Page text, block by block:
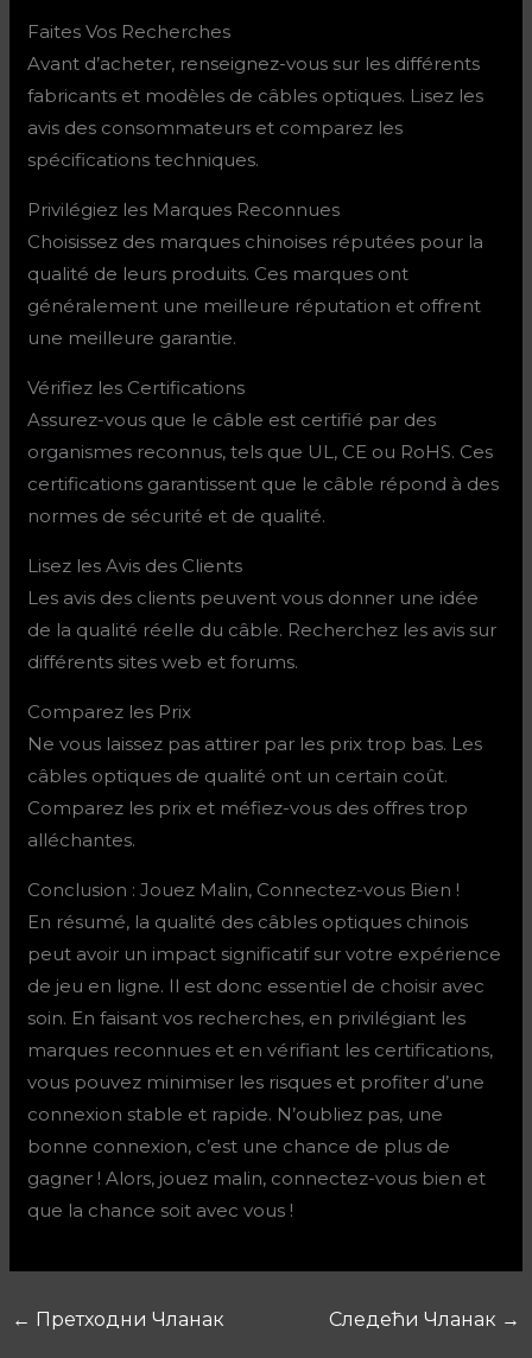
Faites Vos Recherches
Avant d’acheter, renseignez-vous sur les différents
fabricants et modèles de câbles optiques. Lisez les
avis des consommateurs et comparez les
spécifications techniques.
Privilégiez les Marques Reconnues
Choisissez des marques chinoises réputées pour la
qualité de leurs produits. Ces marques ont
généralement une meilleure réputation et offrent
une meilleure garantie.
Vérifiez les Certifications
Assurez-vous que le câble est certifié par des
organismes reconnus, tels que UL, CE ou RoHS. Ces
certifications garantissent que le câble répond à des
normes de sécurité et de qualité.
Lisez les Avis des Clients
Les avis des clients peuvent vous donner une idée
de la qualité réelle du câble. Recherchez les avis sur
différents sites web et forums.
Comparez les Prix
Ne vous laissez pas attirer par les prix trop bas. Les
câbles optiques de qualité ont un certain coût.
Comparez les prix et méfiez-vous des offres trop
alléchantes.
Conclusion : Jouez Malin, Connectez-vous Bien !
En résumé, la qualité des câbles optiques chinois
peut avoir un impact significatif sur votre expérience
de jeu en ligne. Il est donc essentiel de choisir avec
soin. En faisant vos recherches, en privilégiant les
marques reconnues et en vérifiant les certifications,
vous pouvez minimiser les risques et profiter d’une
connexion stable et rapide. N’oubliez pas, une
bonne connexion, c’est une chance de plus de
gagner ! Alors, jouez malin, connectez-vous bien et
que la chance soit avec vous !
← Претходни Чланак Следећи Чланак →